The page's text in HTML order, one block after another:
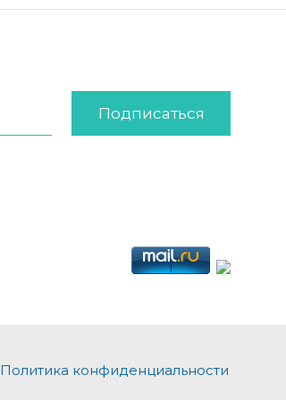
Подписаться
Политика конфиденциальности